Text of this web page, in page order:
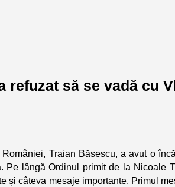
refuzat să se vadă cu
Traian Băsescu, a avut o
Pe lângă Ordinul primit de la Nicoale
și câteva mesaje importante. Primul